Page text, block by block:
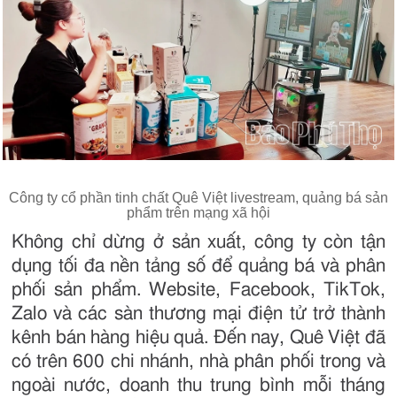
Công ty cổ phần tinh chất Quê Việt livestream, quảng bá sản
phẩm trên mạng xã hội
Không chỉ dừng ở sản xuất, công ty còn tận
dụng tối đa nền tảng số để quảng bá và phân
phối sản phẩm. Website, Facebook, TikTok,
Zalo và các sàn thương mại điện tử trở thành
kênh bán hàng hiệu quả. Đến nay, Quê Việt đã
có trên 600 chi nhánh, nhà phân phối trong và
ngoài nước, doanh thu trung bình mỗi tháng